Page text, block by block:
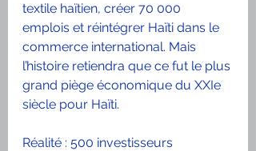
textile haïtien, créer 70 000
emplois et réintégrer Haïti dans le
commerce international. Mais
l’histoire retiendra que ce fut le plus
grand piège économique du XXIe
siècle pour Haïti.
Réalité : 500 investisseurs